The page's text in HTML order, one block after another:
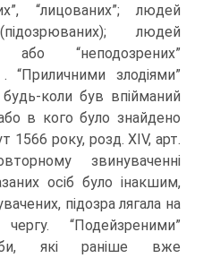
“лицованих”; людей
людей
або “неподозрених”
“Приличними злодіями”
коли був впійманий
в кого було знайдено
1566 року, розд. XIV, арт.
звинуваченні
осіб було інакшим,
підозра лягала на
“Подейзреними”
які раніше вже